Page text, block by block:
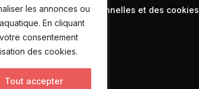
les annonces ou
En cliquant
consentement
des cookies.
Tout accepter
données personnelles et des cookies